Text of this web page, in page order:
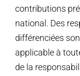
contributions
national. Des
différenciées
applicable à
de la